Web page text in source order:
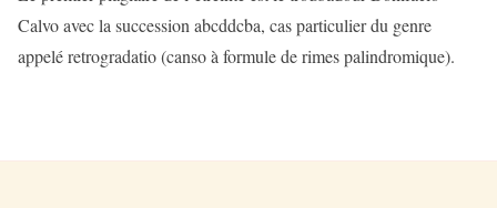
Calvo avec la succession abcddcba, cas particulier du genre
appelé retrogradatio (canso à formule de rimes palindromique).